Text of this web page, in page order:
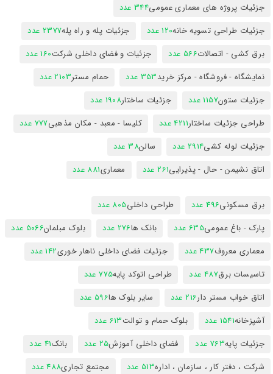
جزئیات پروژه های معماری عمومی344 عدد
جزئیات طراحی تسویه خانه120 عدد جزئیات پله و راه پله2377 عدد
برق کشی - اتصالات566 عدد جزئیات و فضای داخلی شرکت160 عدد
نمایشگاه - فروشگاه - مرکز خرید353 عدد حمام مستر2103 عدد
جزئیات ستون1157 عدد جزئیات ساختار1908 عدد
طراحی جزئیات ساختار4211 عدد کلیسا - معبد - مکان مذهبی777 عدد
جزئیات لوله کشی2914 عدد سالن38 عدد
اتاق نشیمن - حال - پذیرایی261 عدد معماری881 عدد
برق مسکونی496 عدد طراحی داخلی805 عدد
پارک - باغ عمومی635 عدد بانک ها276 عدد بلوک مبلمان5066 عدد
معماری معروف437 عدد جزئیات فضای داخلی ناهار خوری142 عدد
تاسیسات برق487 عدد طراحی اتوکد پایه775 عدد
اتاق خواب مستر دار216 عدد سایر بلوک ها596 عدد
آشپزخانه1541 عدد بلوک حمام و توالت613 عدد
جزئیات پایه763 عدد فضای داخلی آموزش25 عدد بانک41 عدد
شرکت ، دفتر کار ، سازمان ، اداره513 عدد مجتمع تجاری488 عدد